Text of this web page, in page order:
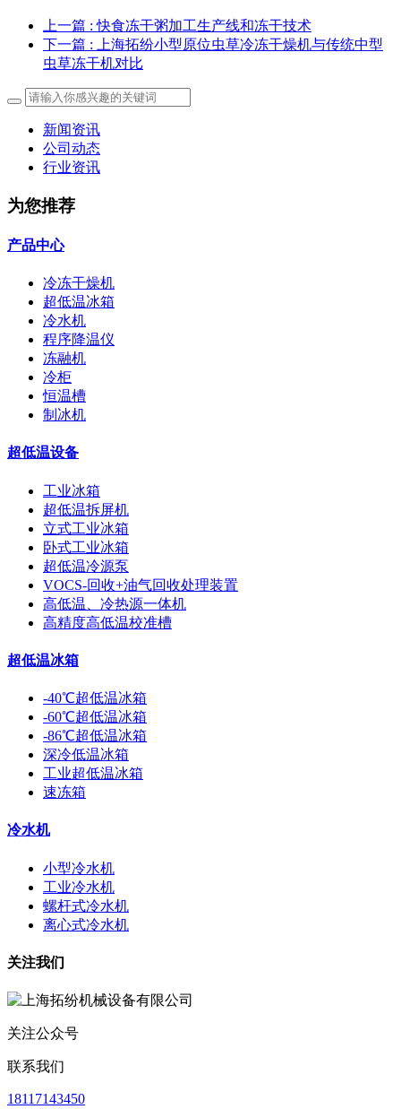
上一篇 : 快食冻干粥加工生产线和冻干技术
下一篇 : 上海拓纷小型原位虫草冷冻干燥机与传统中型
虫草冻干机对比
新闻资讯
公司动态
行业资讯
为您推荐
产品中心
冷冻干燥机
超低温冰箱
冷水机
程序降温仪
冻融机
冷柜
恒温槽
制冰机
超低温设备
工业冰箱
超低温拆屏机
立式工业冰箱
卧式工业冰箱
超低温冷源泵
VOCS-回收+油气回收处理装置
高低温、冷热源一体机
高精度高低温校准槽
超低温冰箱
-40℃超低温冰箱
-60℃超低温冰箱
-86℃超低温冰箱
深冷低温冰箱
工业超低温冰箱
速冻箱
冷水机
小型冷水机
工业冷水机
螺杆式冷水机
离心式冷水机
关注我们
关注公众号
联系我们
18117143450